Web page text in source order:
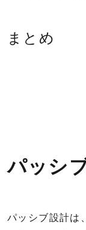
まとめ
パッシ
パッシブ設計は